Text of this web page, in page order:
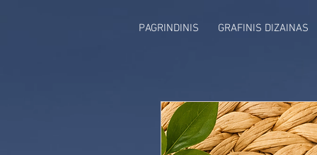
PAGRINDINIS GRAFINIS DIZAINAS